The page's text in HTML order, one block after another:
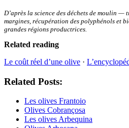
D’après la science des déchets de moulin —
margines, récupération des polyphénols et
grandes régions productrices.
Related reading
Le coût réel d’une olive ·
Related Posts:
Les olives Frantoio
Olives Cobrançosa
Les olives Arbequina